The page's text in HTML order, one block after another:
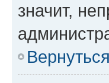
значит,